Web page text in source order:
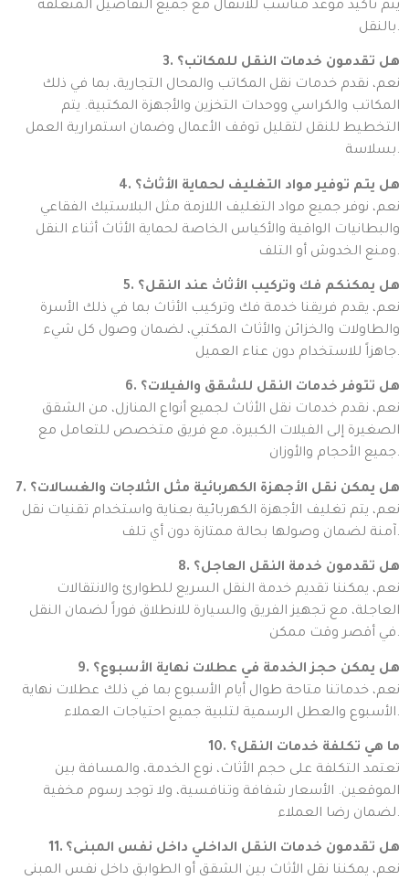
يتم تأكيد موعد مناسب للانتقال مع جميع التفاصيل المتعلقة
بالنقل.
3. هل تقدمون خدمات النقل للمكاتب؟
نعم، نقدم خدمات نقل المكاتب والمحال التجارية، بما في ذلك
المكاتب والكراسي ووحدات التخزين والأجهزة المكتبية. يتم
التخطيط للنقل لتقليل توقف الأعمال وضمان استمرارية العمل
بسلاسة.
4. هل يتم توفير مواد التغليف لحماية الأثاث؟
نعم، نوفر جميع مواد التغليف اللازمة مثل البلاستيك الفقاعي
والبطانيات الواقية والأكياس الخاصة لحماية الأثاث أثناء النقل
ومنع الخدوش أو التلف.
5. هل يمكنكم فك وتركيب الأثاث عند النقل؟
نعم، يقدم فريقنا خدمة فك وتركيب الأثاث بما في ذلك الأسرة
والطاولات والخزائن والأثاث المكتبي، لضمان وصول كل شيء
جاهزاً للاستخدام دون عناء العميل.
6. هل تتوفر خدمات النقل للشقق والفيلات؟
نعم، نقدم خدمات نقل الأثاث لجميع أنواع المنازل، من الشقق
الصغيرة إلى الفيلات الكبيرة، مع فريق متخصص للتعامل مع
جميع الأحجام والأوزان.
7. هل يمكن نقل الأجهزة الكهربائية مثل الثلاجات والغسالات؟
نعم، يتم تغليف الأجهزة الكهربائية بعناية واستخدام تقنيات نقل
آمنة لضمان وصولها بحالة ممتازة دون أي تلف.
8. هل تقدمون خدمة النقل العاجل؟
نعم، يمكننا تقديم خدمة النقل السريع للطوارئ والانتقالات
العاجلة، مع تجهيز الفريق والسيارة للانطلاق فوراً لضمان النقل
في أقصر وقت ممكن.
9. هل يمكن حجز الخدمة في عطلات نهاية الأسبوع؟
نعم، خدماتنا متاحة طوال أيام الأسبوع بما في ذلك عطلات نهاية
الأسبوع والعطل الرسمية لتلبية جميع احتياجات العملاء.
10. ما هي تكلفة خدمات النقل؟
تعتمد التكلفة على حجم الأثاث، نوع الخدمة، والمسافة بين
الموقعين. الأسعار شفافة وتنافسية، ولا توجد رسوم مخفية
لضمان رضا العملاء.
11. هل تقدمون خدمات النقل الداخلي داخل نفس المبنى؟
نعم، يمكننا نقل الأثاث بين الشقق أو الطوابق داخل نفس المبنى